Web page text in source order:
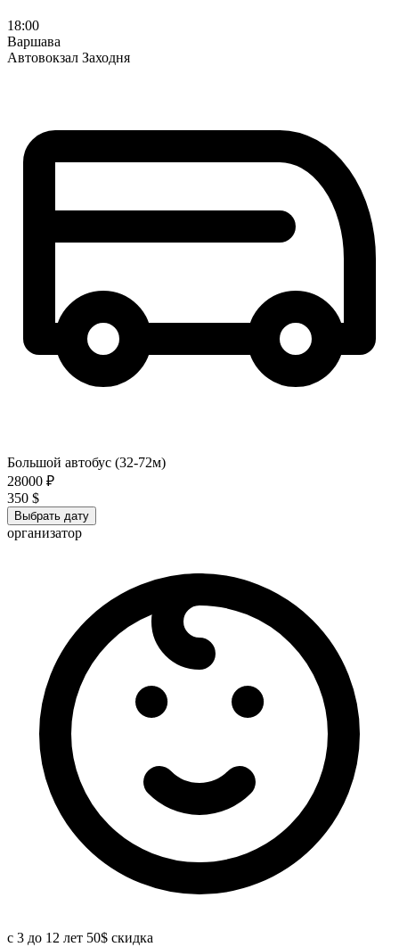
18:00
Варшава
Автовокзал Заходня
Большой автобус (32-72м)
28000 ₽
350 $
Выбрать дату
организатор
с 3 до 12 лет 50$ скидка